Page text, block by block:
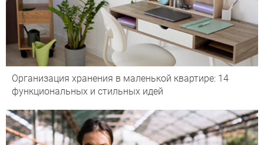
Организация хранения в маленькой квартире: 14
функциональных и стильных идей